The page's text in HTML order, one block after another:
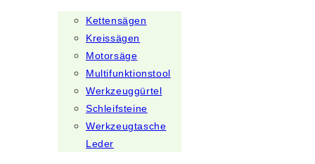
Kettensägen
Kreissägen
Motorsäge
Multifunktionstool
Werkzeuggürtel
Schleifsteine
Werkzeugtasche
Leder